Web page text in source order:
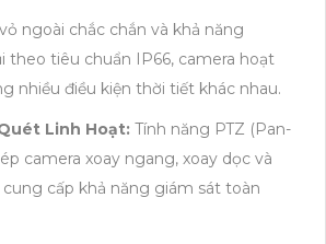
ngoài chắc chắn và khả năng
theo tiêu chuẩn IP66, camera hoạt
nhiều điều kiện thời tiết khác nhau.
Linh Hoạt: Tính năng PTZ (Pan-
camera xoay ngang, xoay dọc và
cấp khả năng giám sát toàn